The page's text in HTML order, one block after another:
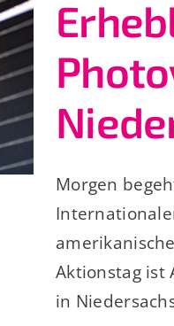
Morgen
Aktionstag ist
in